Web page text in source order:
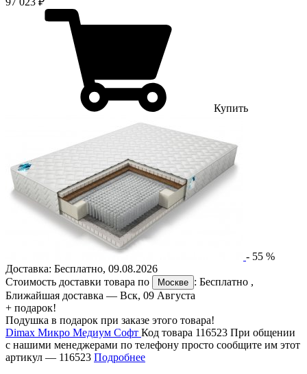
Купить
- 55 %
Доставка: Бесплатно, 09.08.2026
Стоимость доставки товара по
Москве : Бесплатно ,
Ближайшая доставка — Вск, 09 Августа
+ подарок!
Подушка в подарок при заказе этого товара!
Dimax Микро Медиум Софт Код товара 116523 При общении
с нашими менеджерами по телефону просто сообщите им этот
артикул — 116523 Подробнее